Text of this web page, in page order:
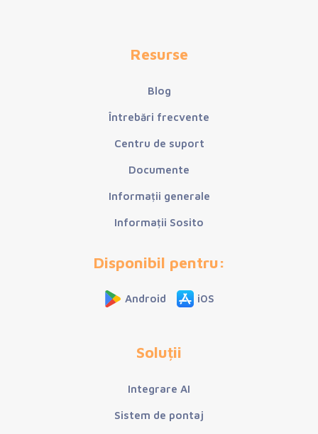
Resurse
Blog
Întrebări frecvente
Centru de suport
Documente
Informații generale
Informații Sosito
Disponibil pentru:
Android iOS
Soluții
Integrare AI
Sistem de pontaj